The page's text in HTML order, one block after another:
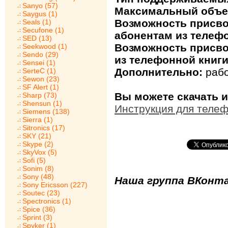
Sanyo (57)
Saygus (1)
Seals (1)
Secufone (1)
SED (13)
Seekwood (1)
Sendo (29)
Sensei (1)
SerteC (1)
Sewon (23)
SF Alert (1)
Sharp (73)
Shensun (1)
Siemens (138)
Sierra (1)
Sitronics (17)
SKY (21)
Skype (2)
SkyVox (5)
Sofi (5)
Sonim (8)
Sony (48)
Sony Ericsson (227)
Soutec (23)
Spectronics (1)
Spice (36)
Sprint (3)
Spyker (1)
Максимальный
Возможность
абонентам из
Возможность
из телефонной
Дополнительно:
Вы можете скачать
Инструкция для
Наша группа